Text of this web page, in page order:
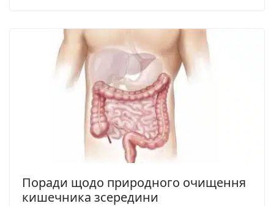
Поради щодо природного очищення
кишечника зсередини